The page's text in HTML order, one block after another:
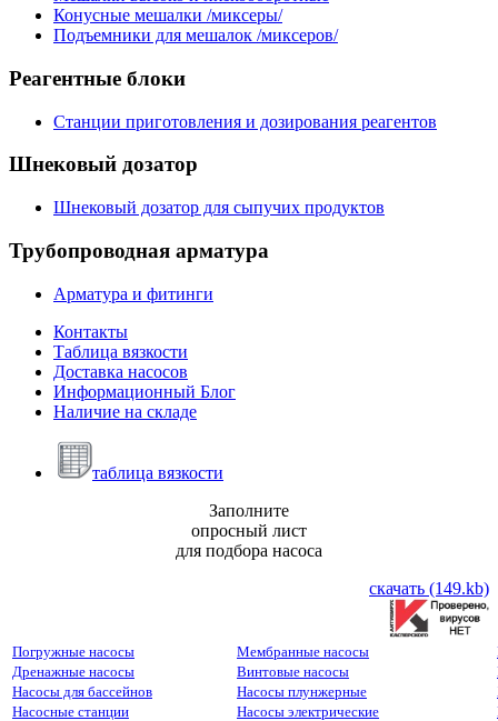
Конусные мешалки /миксеры/
Подъемники для мешалок /миксеров/
Реагентные блоки
Станции приготовления и дозирования реагентов
Шнековый дозатор
Шнековый дозатор для сыпучих продуктов
Трубопроводная арматура
Арматура и фитинги
Контакты
Таблица вязкости
Доставка насосов
Информационный Блог
Наличие на складе
таблица вязкости
Заполните
опросный лист
для подбора насоса
скачать (149.kb)
Погружные насосы
Дренажные насосы
Насосы для бассейнов
Насосные станции
Мембранные насосы
Винтовые насосы
Насосы плунжерные
Насосы электрические